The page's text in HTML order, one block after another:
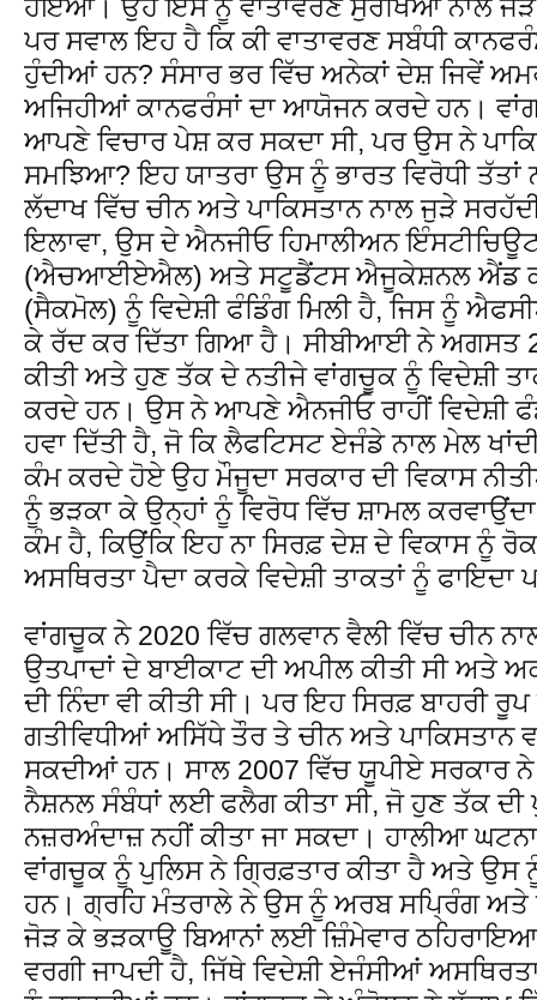
ਹੋਇਆ। ਉਹ ਇਸ ਨੂੰ ਵਾਤਾਵਰਣ ਸੁਰੱਖਿਆ ਨਾਲ ਜੋੜ
ਪਰ ਸਵਾਲ ਇਹ ਹੈ ਕਿ ਕੀ ਵਾਤਾਵਰਣ ਸਬੰਧੀ
ਹੁੰਦੀਆਂ ਹਨ? ਸੰਸਾਰ ਭਰ ਵਿੱਚ ਅਨੇਕਾਂ ਦੇਸ਼ ਜਿਵੇਂ
ਅਜਿਹੀਆਂ ਕਾਨਫਰੰਸਾਂ ਦਾ ਆਯੋਜਨ ਕਰਦੇ ਹਨ।
ਆਪਣੇ ਵਿਚਾਰ ਪੇਸ਼ ਕਰ ਸਕਦਾ ਸੀ, ਪਰ ਉਸ ਨੇ
ਸਮਝਿਆ? ਇਹ ਯਾਤਰਾ ਉਸ ਨੂੰ ਭਾਰਤ ਵਿਰੋਧੀ ਤੱਤਾਂ
ਲੱਦਾਖ ਵਿੱਚ ਚੀਨ ਅਤੇ ਪਾਕਿਸਤਾਨ ਨਾਲ ਜੁੜੇ
ਇਲਾਵਾ, ਉਸ ਦੇ ਐਨਜੀਓ ਹਿਮਾਲੀਅਨ
(ਐਚਆਈਏਐਲ) ਅਤੇ ਸਟੂਡੈਂਟਸ ਐਜੂਕੇਸ਼ਨਲ ਐਂਡ
(ਸੈਕਮੋਲ) ਨੂੰ ਵਿਦੇਸ਼ੀ ਫੰਡਿੰਗ ਮਿਲੀ ਹੈ, ਜਿਸ ਨੂੰ
ਕੇ ਰੱਦ ਕਰ ਦਿੱਤਾ ਗਿਆ ਹੈ। ਸੀਬੀਆਈ ਨੇ ਅਗਸਤ
ਕੀਤੀ ਅਤੇ ਹੁਣ ਤੱਕ ਦੇ ਨਤੀਜੇ ਵਾਂਗਚੂਕ ਨੂੰ ਵਿਦੇਸ਼ੀ
ਕਰਦੇ ਹਨ। ਉਸ ਨੇ ਆਪਣੇ ਐਨਜੀਓ ਰਾਹੀਂ ਵਿਦੇਸ਼ੀ
ਹਵਾ ਦਿੱਤੀ ਹੈ, ਜੋ ਕਿ ਲੈਫਟਿਸਟ ਏਜੰਡੇ ਨਾਲ ਮੇਲ
ਕੰਮ ਕਰਦੇ ਹੋਏ ਉਹ ਮੌਜੂਦਾ ਸਰਕਾਰ ਦੀ ਵਿਕਾਸ
ਨੂੰ ਭੜਕਾ ਕੇ ਉਨ੍ਹਾਂ ਨੂੰ ਵਿਰੋਧ ਵਿੱਚ ਸ਼ਾਮਲ
ਕੰਮ ਹੈ, ਕਿਉਂਕਿ ਇਹ ਨਾ ਸਿਰਫ਼ ਦੇਸ਼ ਦੇ ਵਿਕਾਸ ਨੂੰ
ਅਸਥਿਰਤਾ ਪੈਦਾ ਕਰਕੇ ਵਿਦੇਸ਼ੀ ਤਾਕਤਾਂ ਨੂੰ ਫਾਇਦਾ
ਵਾਂਗਚੂਕ ਨੇ 2020 ਵਿੱਚ ਗਲਵਾਨ ਵੈਲੀ ਵਿੱਚ ਚੀਨ
ਉਤਪਾਦਾਂ ਦੇ ਬਾਈਕਾਟ ਦੀ ਅਪੀਲ ਕੀਤੀ ਸੀ ਅਤੇ
ਦੀ ਨਿੰਦਾ ਵੀ ਕੀਤੀ ਸੀ। ਪਰ ਇਹ ਸਿਰਫ਼ ਬਾਹਰੀ
ਗਤੀਵਿਧੀਆਂ ਅਸਿੱਧੇ ਤੌਰ ਤੇ ਚੀਨ ਅਤੇ ਪਾਕਿਸਤਾਨ
ਸਕਦੀਆਂ ਹਨ। ਸਾਲ 2007 ਵਿੱਚ ਯੂਪੀਏ ਸਰਕਾਰ
ਨੈਸ਼ਨਲ ਸੰਬੰਧਾਂ ਲਈ ਫਲੈਗ ਕੀਤਾ ਸੀ, ਜੋ ਹੁਣ ਤੱਕ ਦੀ
ਨਜ਼ਰਅੰਦਾਜ਼ ਨਹੀਂ ਕੀਤਾ ਜਾ ਸਕਦਾ। ਹਾਲੀਆ
ਵਾਂਗਚੂਕ ਨੂੰ ਪੁਲਿਸ ਨੇ ਗ੍ਰਿਫ਼ਤਾਰ ਕੀਤਾ ਹੈ ਅਤੇ ਉਸ
ਹਨ। ਗ੍ਰਹਿ ਮੰਤਰਾਲੇ ਨੇ ਉਸ ਨੂੰ ਅਰਬ ਸਪ੍ਰਿੰਗ ਅਤੇ
ਜੋੜ ਕੇ ਭੜਕਾਊ ਬਿਆਨਾਂ ਲਈ ਜ਼ਿੰਮੇਵਾਰ
ਵਰਗੀ ਜਾਪਦੀ ਹੈ, ਜਿੱਥੇ ਵਿਦੇਸ਼ੀ ਏਜੰਸੀਆਂ